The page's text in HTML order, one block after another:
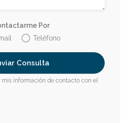
Por
Teléfono
información de contacto con el